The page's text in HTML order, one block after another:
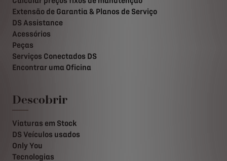
Extensão de Garantia & Planos de Serviço
DS Assistance
Acessórios
Peças
Serviços Conectados DS
Encontrar uma Oficina
Descobrir
Viaturas em Stock
DS Veículos usados
Only You
Tecnologias